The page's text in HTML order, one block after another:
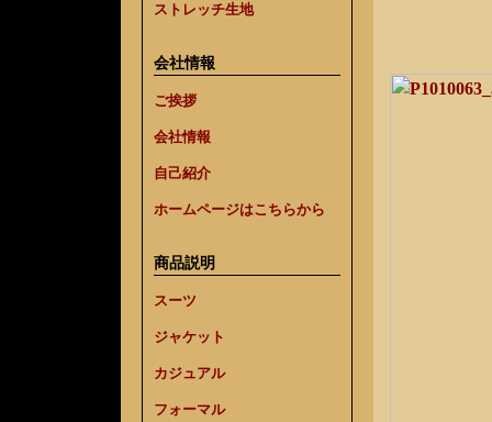
ストレッチ生地
会社情報
ご挨拶
会社情報
自己紹介
ホームページはこちらから
商品説明
スーツ
ジャケット
カジュアル
フォーマル